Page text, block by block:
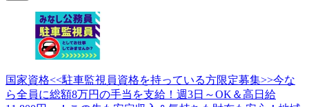
国家資格<<駐車監視員資格を持っている方限定募集>>今な
ら全員に総額8万円の手当を支給！週3日～OK＆高日給